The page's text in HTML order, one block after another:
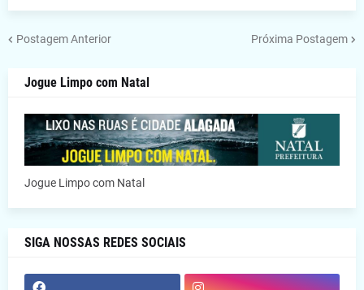
Postagem Anterior Próxima Postagem
Jogue Limpo com Natal
Jogue Limpo com Natal
SIGA NOSSAS REDES SOCIAIS